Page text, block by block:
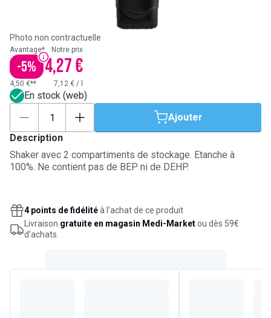
Photo non contractuelle
Avantage*
-5%
Notre prix
4,27 €
4,50 €** 7,12 € /
En stock (web)
Ajouter
Description
Shaker avec 2 compartiments de stockage. Etanche à
100%. Ne contient pas de BEP ni de DEHP.
4 points de fidélitéà l’achat de ce produit
Livraison gratuite en magasin Medi-Marketou dès 59€
d’achats.